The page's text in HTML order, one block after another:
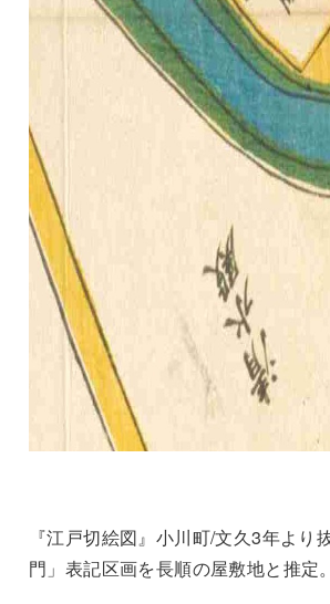
『江戸切絵図』小川町/文久3年より
門」表記区画を長順の屋敷地と推定